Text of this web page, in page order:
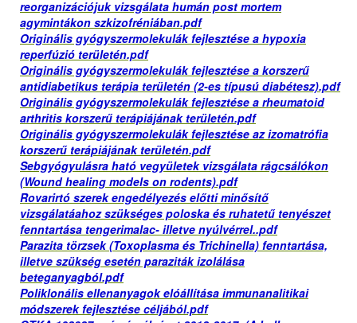
reorganizációjuk vizsgálata humán post mortem
agymintákon szkizofréniában.pdf
Originális gyógyszermolekulák fejlesztése a hypoxia
reperfúzió területén.pdf
Originális gyógyszermolekulák fejlesztése a korszerű
antidiabetikus terápia területén (2-es típusú diabétesz).pdf
Originális gyógyszermolekulák fejlesztése a rheumatoid
arthritis korszerű terápiájának területén.pdf
Originális gyógyszermolekulák fejlesztése az izomatrófia
korszerű terápiájának területén.pdf
Sebgyógyulásra ható vegyületek vizsgálata rágcsálókon
(Wound healing models on rodents).pdf
Rovarirtó szerek engedélyezés előtti minősítő
vizsgálatáahoz szükséges poloska és ruhatetű tenyészet
fenntartása tengerimalac- illetve nyúlvérrel..pdf
Parazita törzsek (Toxoplasma és Trichinella) fenntartása,
illetve szükség esetén paraziták izolálása
beteganyagból.pdf
Poliklonális ellenanyagok elóállítása immunanalitikai
módszerek fejlesztése céljából.pdf